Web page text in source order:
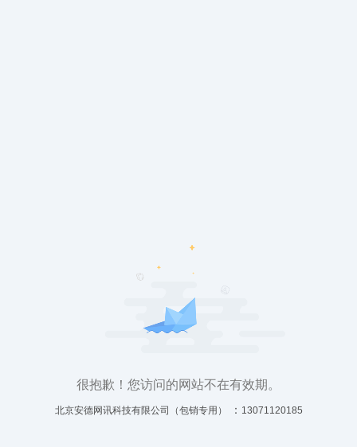
很抱歉！您访问的网站不在有效期。
北京安德网讯科技有限公司（包销专用） ： 13071120185